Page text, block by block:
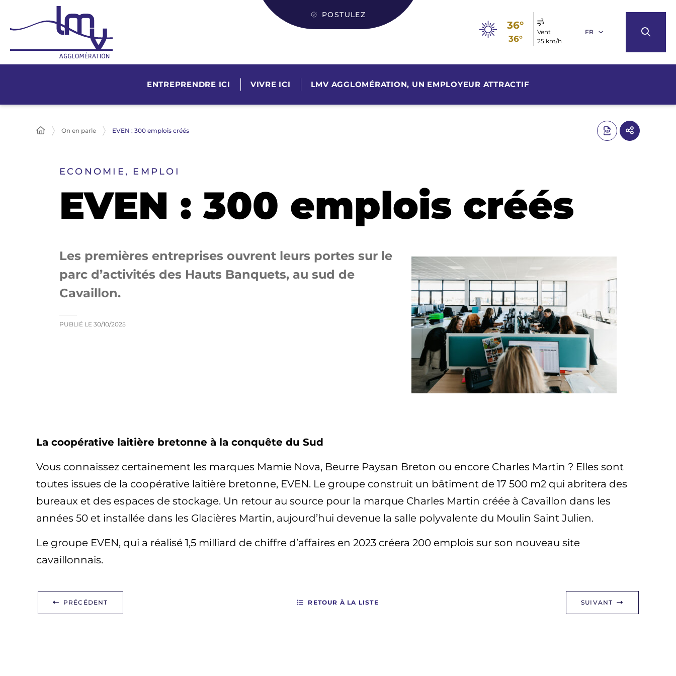
POSTULEZ
36°
36°
Vent
25 km/h
FR
ENTREPRENDRE ICI VIVRE ICI LMV AGGLOMÉRATION, UN EMPLOYEUR ATTRACTIF
On en parle EVEN : 300 emplois créés
ECONOMIE, EMPLOI
EVEN : 300 emplois créés
Les premières entreprises ouvrent leurs portes sur le
parc d’activités des Hauts Banquets, au sud de
Cavaillon.
PUBLIÉ LE 30/10/2025
La coopérative laitière bretonne à la conquête du Sud
Vous connaissez certainement les marques Mamie Nova, Beurre Paysan Breton ou encore Charles Martin ? Elles sont
toutes issues de la coopérative laitière bretonne, EVEN. Le groupe construit un bâtiment de 17 500 m2 qui abritera des
bureaux et des espaces de stockage. Un retour au source pour la marque Charles Martin créée à Cavaillon dans les
années 50 et installée dans les Glacières Martin, aujourd’hui devenue la salle polyvalente du Moulin Saint Julien.
Le groupe EVEN, qui a réalisé 1,5 milliard de chiffre d’affaires en 2023 créera 200 emplois sur son nouveau site
cavaillonnais.
PRÉCÉDENT RETOUR À LA LISTE SUIVANT